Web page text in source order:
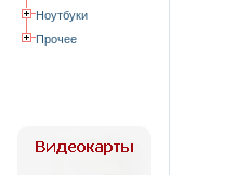
Ноутбуки
Прочее